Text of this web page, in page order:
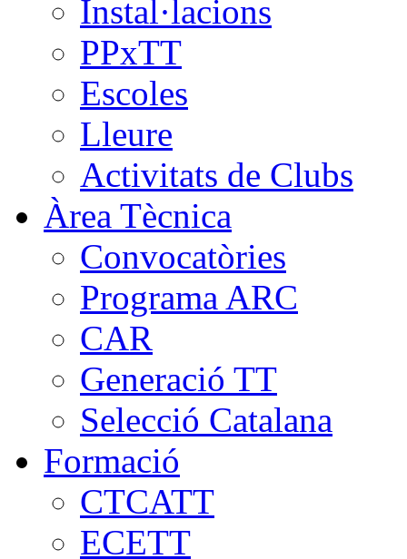
Instal·lacions
PPxTT
Escoles
Lleure
Activitats de Clubs
Àrea Tècnica
Convocatòries
Programa ARC
CAR
Generació TT
Selecció Catalana
Formació
CTCATT
ECETT